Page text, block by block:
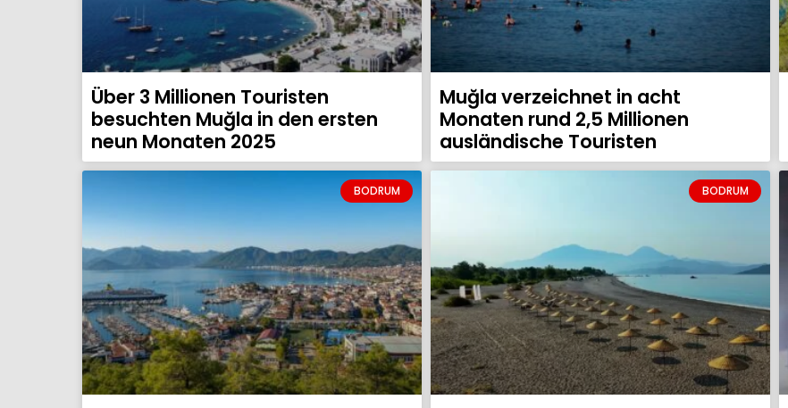
Über 3 Millionen Touristen
besuchten Muğla in den ersten
neun Monaten 2025
Muğla verzeichnet in acht
Monaten rund 2,5 Millionen
ausländische Touristen
BODRUM BODRUM